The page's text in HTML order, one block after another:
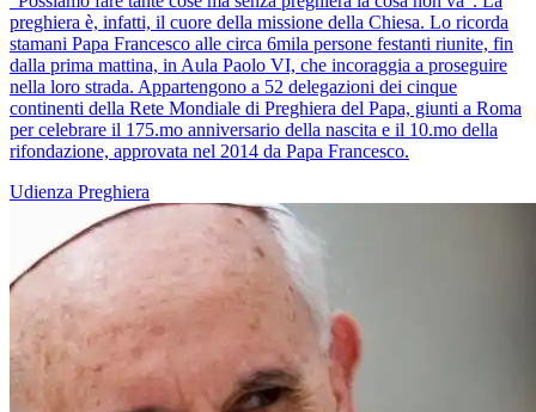
preghiera è, infatti, il cuore della missione della Chiesa. Lo ricorda
stamani Papa Francesco alle circa 6mila persone festanti riunite, fin
dalla prima mattina, in Aula Paolo VI, che incoraggia a proseguire
nella loro strada. Appartengono a 52 delegazioni dei cinque
continenti della Rete Mondiale di Preghiera del Papa, giunti a Roma
per celebrare il 175.mo anniversario della nascita e il 10.mo della
rifondazione, approvata nel 2014 da Papa Francesco.
Udienza Preghiera